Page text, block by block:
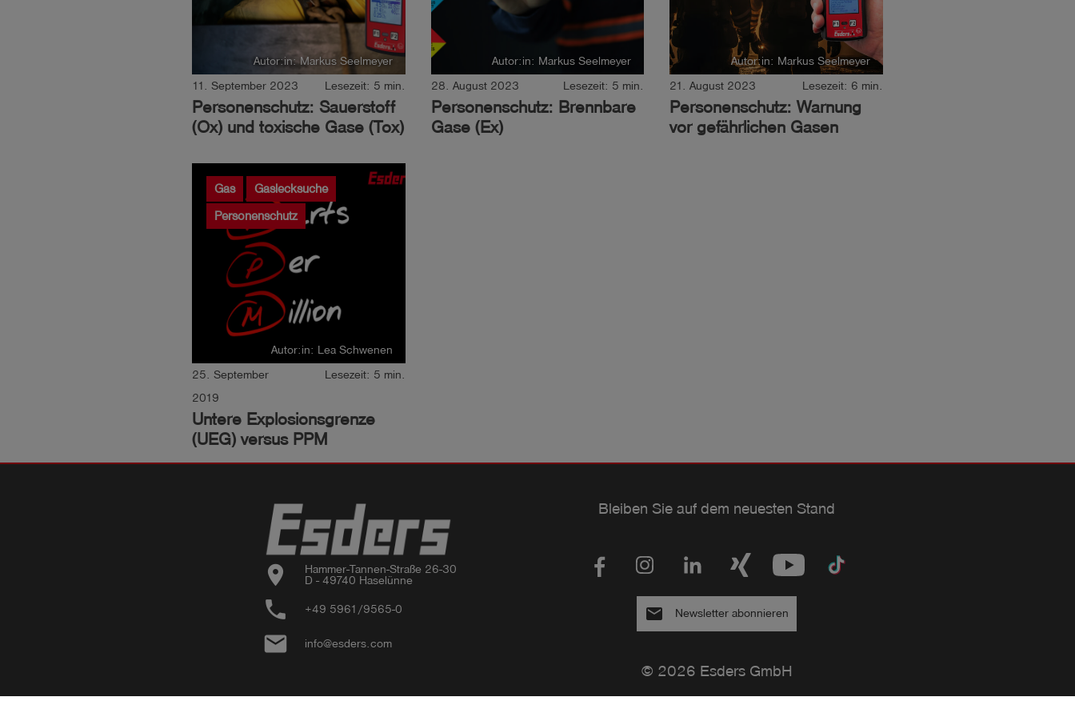
Autor:in: Markus Seelmeyer
11. September 2023 Lesezeit: 5 min.
Personenschutz: Sauerstoff
(Ox) und toxische Gase (Tox)
Autor:in: Markus Seelmeyer
28. August 2023 Lesezeit: 5 min.
Personenschutz: Brennbare
Gase (Ex)
Autor:in: Markus Seelmeyer
21. August 2023 Lesezeit: 6 min.
Personenschutz: Warnung
vor gefährlichen Gasen
Autor:in: Lea Schwenen
25. September
2019
Lesezeit: 5 min.
Untere Explosionsgrenze
(UEG) versus PPM
Gas Gaslecksuche
Personenschutz
location_on
Hammer-Tannen-Straße 26-30
D - 49740 Haselünne
phone +49 5961/9565-0
email info@esders.com
Bleiben Sie auf dem neuesten Stand
email Newsletter abonnieren
© 2026 Esders GmbH